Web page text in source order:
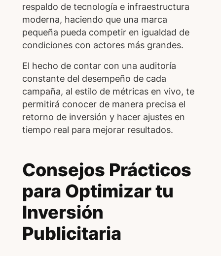
respaldo de tecnología e infraestructura
moderna, haciendo que una marca
pequeña pueda competir en igualdad de
condiciones con actores más grandes.
El hecho de contar con una auditoría
constante del desempeño de cada
campaña, al estilo de métricas en vivo, te
permitirá conocer de manera precisa el
retorno de inversión y hacer ajustes en
tiempo real para mejorar resultados.
Consejos Prácticos
para Optimizar tu
Inversión
Publicitaria